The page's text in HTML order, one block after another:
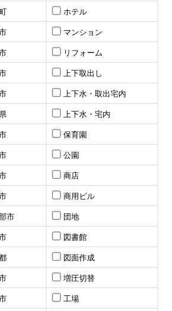
ホテル
マンション
リフォーム
上下取出し
上下水・取出宅内
上下水・宅内
保育園
公園
商店
商用ビル
市 団地
図書館
図面作成
増圧切替
工場